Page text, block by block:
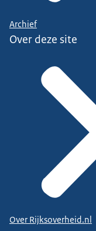
Archief
Over deze site
Over Rijksoverheid.nl